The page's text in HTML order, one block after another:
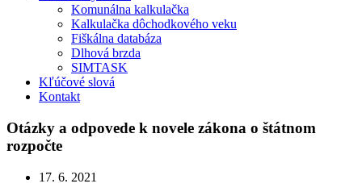
Komunálna kalkulačka
Kalkulačka dôchodkového veku
Fiškálna databáza
Dlhová brzda
SIMTASK
Kľúčové slová
Kontakt
Otázky a odpovede k novele zákona o štátnom
rozpočte
17. 6. 2021